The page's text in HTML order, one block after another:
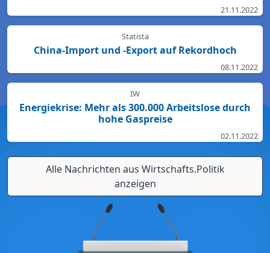
nirgendwo sonst in Deutschland. Für den Start des
Deutschlandtick...
21.11.2022
Statista
China-Import und -Export auf Rekordhoch
08.11.2022
IW
Energiekrise: Mehr als 300.000 Arbeitslose durch
hohe Gaspreise
02.11.2022
Alle Nachrichten aus Wirtschafts.Politik
anzeigen